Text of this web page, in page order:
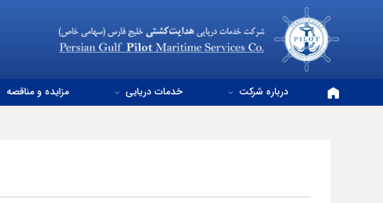
درباره شرکت خدمات دریایی مزایده و مناقصه